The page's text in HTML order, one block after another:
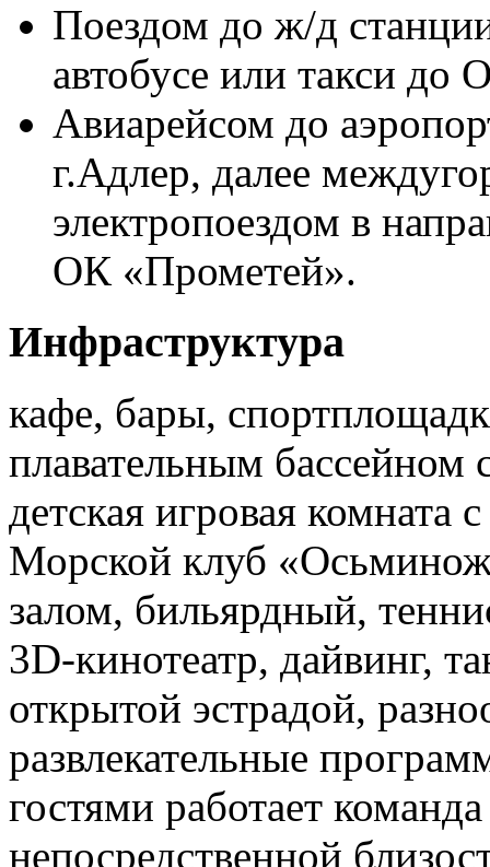
Поездом до ж/д
автобусе или такси до
Авиарейсом до
г.Адлер, далее
электропоездом в
ОК «Прометей».
Инфраструктура
кафе, бары,
плавательным бассейном
детская игровая комната
Морской клуб
залом, бильярдный,
3D-кинотеатр, дайвинг,
открытой эстрадой,
развлекательные
гостями работает
непосредственной